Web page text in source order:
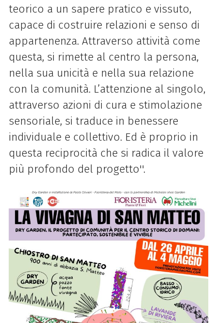
teorico a un sapere pratico e vissuto,
capace di costruire relazioni e senso di
appartenenza. Attraverso attività come
questa, si rimette al centro la persona,
nella sua unicità e nella sua relazione
con la comunità. L’attenzione al singolo,
attraverso azioni di cura e stimolazione
sensoriale, si traduce in benessere
individuale e collettivo. Ed è proprio in
questa reciprocità che si radica il valore
più profondo del progetto''.